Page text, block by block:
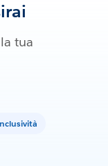
tua